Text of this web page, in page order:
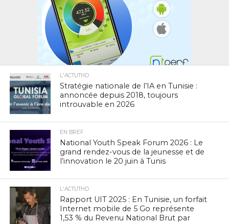
L'ACTUTHD
Stratégie nationale de l’IA en Tunisie :
annoncée depuis 2018, toujours
introuvable en 2026
EN BREF
National Youth Speak Forum 2026 : Le
grand rendez-vous de la jeunesse et de
l’innovation le 20 juin à Tunis
L'ACTUTHD
Rapport UIT 2025 : En Tunisie, un forfait
Internet mobile de 5 Go représente
1,53 % du Revenu National Brut par